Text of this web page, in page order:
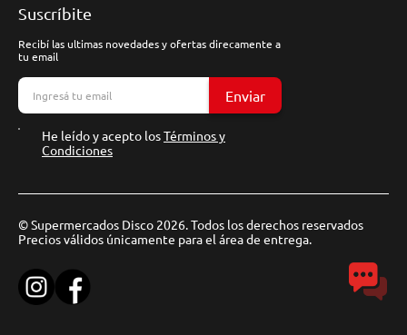
Suscríbite
Recibí las ultimas novedades y ofertas direcamente a
tu email
Enviar
He leído y acepto losTérminos y
Condiciones
© Supermercados Disco 2026. Todos los derechos reservados
Precios válidos únicamente para el área de entrega.